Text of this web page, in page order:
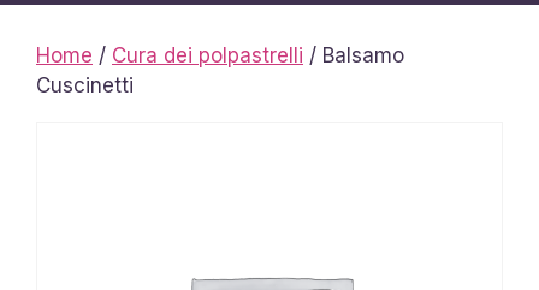
Home / Cura dei polpastrelli / Balsamo
Cuscinetti